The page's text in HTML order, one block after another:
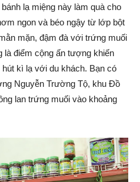
lạ miệng này làm quà cho
ngon và béo ngậy từ lớp bột
mặn, đậm đà với trứng muối
là điểm cộng ấn tượng khiến
kì lạ với du khách. Bạn có
Nguyễn Trường Tộ, khu Đồ
lan trứng muối vào khoảng